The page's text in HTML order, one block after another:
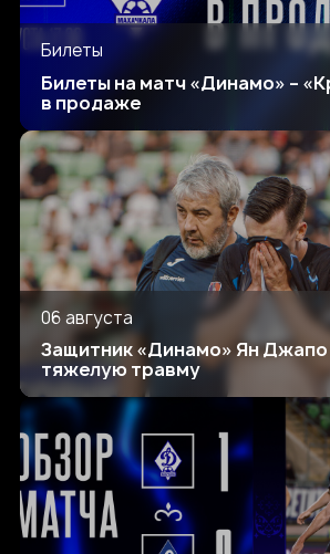
Билеты
Билеты на матч «Динамо» –
в продаже
06 августа
Защитник «Динамо» Ян Джапо
тяжелую травму